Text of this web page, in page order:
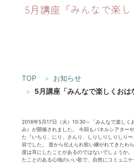
5月講座「みんなで楽し
TOP
お知らせ
5月講座「みんなで楽しくおは
2016年5月17日（火）10:30～「みんなで楽しく
み）が開催されました。 今回もパネルシアター
た『いちり、にり、さんり、しりしりしりしり
容でした。 昔から伝えられ歌い継がれてきたわ
度は耳にしたことがあるのではないでしょうか
たことのある心地のいい歌で、自然にコミュニ